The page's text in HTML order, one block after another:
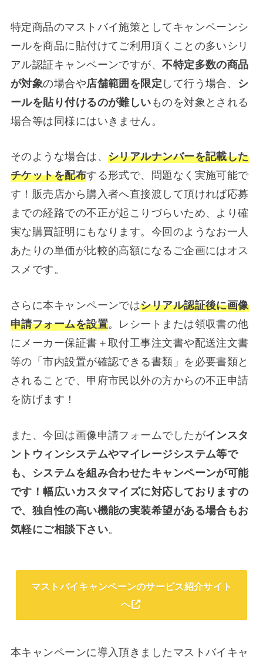
特定商品のマストバイ施策としてキャンペーンシ
ールを商品に貼付けてご利用頂くことの多いシリ
アル認証キャンペーンですが、不特定多数の商品
が対象の場合や店舗範囲を限定 して行う場合、 シ
ールを貼り付けるのが難しい ものを対象とされる
場合等は同様にはいきません。
そのような場合は、 シリアルナンバーを記載した
チケットを配布する形式で、問題なく実施可能で
す！販売店から購入者へ直接渡して頂ければ応募
までの経路での不正が起こりづらいため、より確
実な購買証明にもなります。今回のようなお一人
あたりの単価が比較的高額になるご企画にはオス
スメです。
さらに本キャンペーンではシリアル認証後に画像
申請フォームを設置。レシートまたは領収書の他
にメーカー保証書＋取付工事注文書や配送注文書
等の「市内設置が確認できる書類」を必要書類と
されることで、甲府市民以外の方からの不正申請
を防げます！
また、今回は画像申請フォームでしたがインスタ
ントウィンシステムやマイレージシステム等で
も、システムを組み合わせたキャンペーンが可能
です！幅広いカスタマイズに対応しておりますの
で、独自性の高い機能の実装希望がある場合もお
気軽にご相談下さい。
マストバイキャンペーンのサービス紹介サイト
へ
本キャンペーンに導入頂きましたマストバイキャ